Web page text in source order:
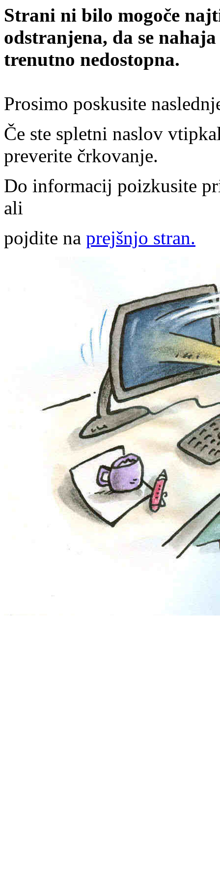
Strani ni bilo mogoče
odstranjena, da se
trenutno nedostopna.
Prosimo poskusite
Če ste spletni naslov
preverite črkovanje.
Do informacij poizkusite
ali
pojdite na prejšnjo stran.